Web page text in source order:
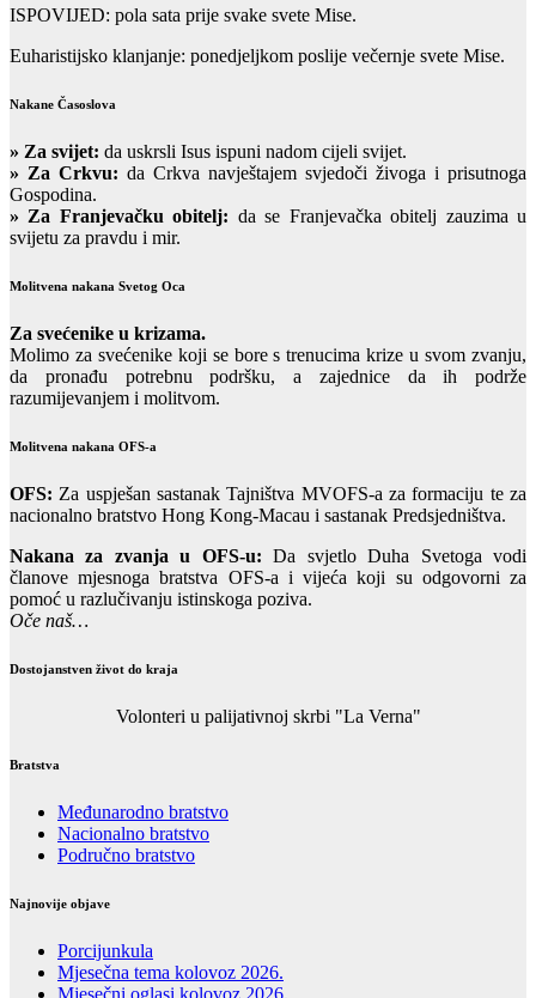
ISPOVIJED: pola sata prije svake svete Mise.
Euharistijsko klanjanje: ponedjeljkom poslije večernje svete Mise.
Nakane Časoslova
» Za svijet: da uskrsli Isus ispuni nadom cijeli svijet.
» Za Crkvu: da Crkva navještajem svjedoči živoga i prisutnoga
Gospodina.
» Za Franjevačku obitelj: da se Franjevačka obitelj zauzima u
svijetu za pravdu i mir.
Molitvena nakana Svetog Oca
Za svećenike u krizama.
Molimo za svećenike koji se bore s trenucima krize u svom zvanju,
da pronađu potrebnu podršku, a zajednice da ih podrže
razumijevanjem i molitvom.
Molitvena nakana OFS-a
OFS: Za uspješan sastanak Tajništva MVOFS-a za formaciju te za
nacionalno bratstvo Hong Kong-Macau i sastanak Predsjedništva.
Nakana za zvanja u OFS-u: Da svjetlo Duha Svetoga vodi
članove mjesnoga bratstva OFS-a i vijeća koji su odgovorni za
pomoć u razlučivanju istinskoga poziva.
Oče naš…
Dostojanstven život do kraja
Volonteri u palijativnoj skrbi "La Verna"
Bratstva
Međunarodno bratstvo
Nacionalno bratstvo
Područno bratstvo
Najnovije objave
Porcijunkula
Mjesečna tema kolovoz 2026.
Mjesečni oglasi kolovoz 2026.